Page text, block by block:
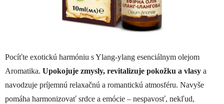
Pocíťte exotickú harmóniu s Ylang-ylang esenciálnym olejom
Aromatika. Upokojuje zmysly, revitalizuje pokožku a vlasy a
navodzuje príjemnú relaxačnú a romantickú atmosféru. Navyše
pomáha harmonizovať srdce a emócie – nespavosť, nekľud,